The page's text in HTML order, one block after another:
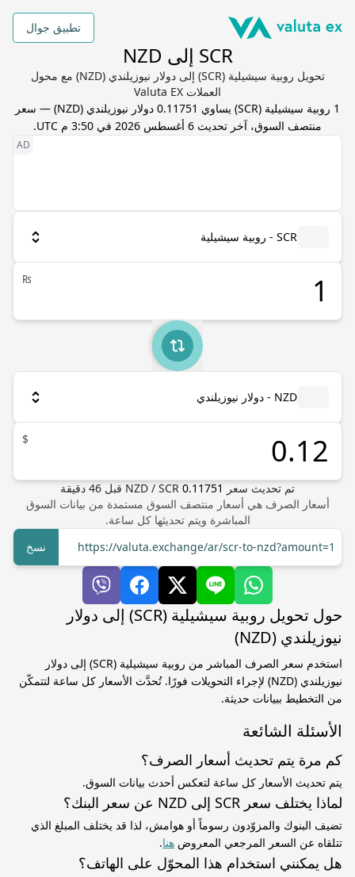
تطبيق جوال
SCR إلى NZD
تحويل روبية سيشيلية (SCR) إلى دولار نيوزيلندي (NZD) مع محول
العملات Valuta EX
1 روبية سيشيلية (
SCR) يساوي 0.11751 دولار نيوزيلندي (
NZD) — سعر
منتصف السوق، آخر تحديث 6 أغسطس 2026 في 3:50 م UTC .
SCR - روبية سيشيلية
₨
NZD - دولار نيوزيلندي
$
تم تحديث سعر NZD / SCR 0.11751 قبل 46 دقيقة
أسعار الصرف هي أسعار منتصف السوق مستمدة من بيانات السوق
المباشرة ويتم تحديثها كل ساعة.
https://valuta.exchange/ar/scr-to-nzd?amount=1
نسخ
حول تحويل روبية سيشيلية (SCR) إلى دولار
نيوزيلندي (NZD)
استخدم سعر الصرف المباشر من روبية سيشيلية (SCR) إلى دولار
نيوزيلندي (NZD) لإجراء التحويلات فورًا. تُحدَّث الأسعار كل ساعة لتتمكّن
من التخطيط ببيانات حديثة.
الأسئلة الشائعة
كم مرة يتم تحديث أسعار الصرف؟
يتم تحديث الأسعار كل ساعة لتعكس أحدث بيانات السوق.
لماذا يختلف سعر SCR إلى NZD عن سعر البنك؟
تضيف البنوك والمزوّدون رسوماً أو هوامش، لذا قد يختلف المبلغ الذي
تتلقاه عن السعر المرجعي المعروض هنا.
هل يمكنني استخدام هذا المحوّل على الهاتف؟